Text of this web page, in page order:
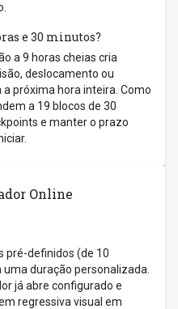
e 30 minutos?
a 9 horas cheias cria
deslocamento ou
próxima hora inteira. Como
a 19 blocos de 30
e manter o prazo
Online
pré-definidos (de 10
duração personalizada.
já abre configurado e
regressiva visual em